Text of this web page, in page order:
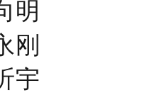
明
刚
宇